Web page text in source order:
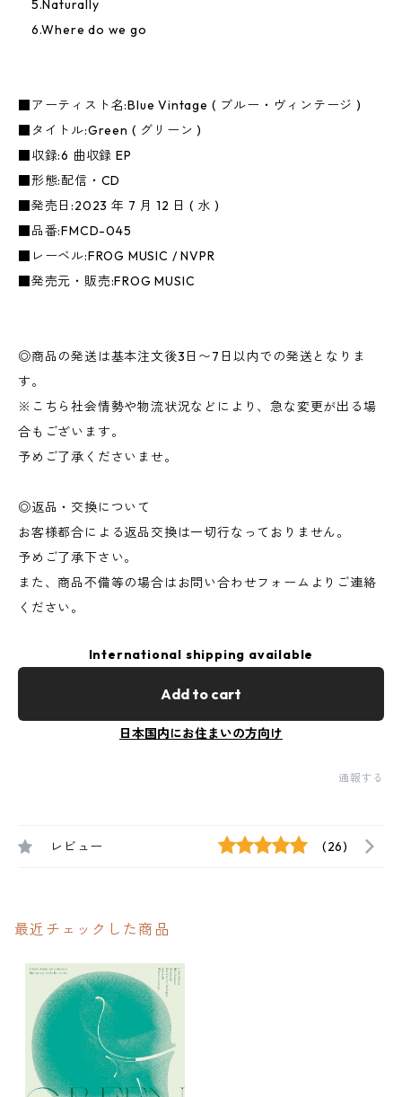
5.Naturally
6.Where do we go
■アーティスト名:Blue Vintage ( ブルー・ヴィンテージ )
■タイトル:Green ( グリーン )
■収録:6 曲収録 EP
■形態:配信・CD
■発売日:2023 年 7 月 12 日 ( 水 )
■品番:FMCD-045
■レーベル:FROG MUSIC / NVPR
■発売元・販売:FROG MUSIC
◎商品の発送は基本注文後3日〜7日以内での発送となりま
す。
※こちら社会情勢や物流状況などにより、急な変更が出る場
合もございます。
予めご了承くださいませ。
◎返品・交換について
お客様都合による返品交換は一切行なっておりません。
予めご了承下さい。
また、商品不備等の場合はお問い合わせフォームよりご連絡
ください。
International shipping available
Add to cart
日本国内にお住まいの方向け
通報する
レビュー (26)
最近チェックした商品